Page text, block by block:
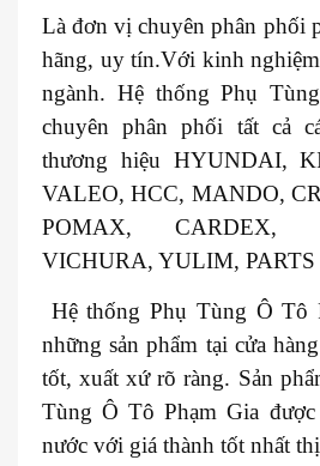
Là đơn vị chuyên phân phối
hãng, uy tín.Với kinh
ngành. Hệ thống Phụ
chuyên phân phối tất cả
thương hiệu HYUNDAI,
VALEO, HCC, MANDO,
POMAX, CARDEX,
VICHURA, YULIM,
Hệ thống Phụ Tùng Ô Tô
những sản phẩm tại cửa
tốt, xuất xứ rõ ràng. Sản
Tùng Ô Tô Phạm Gia
nước với giá thành tốt nhất